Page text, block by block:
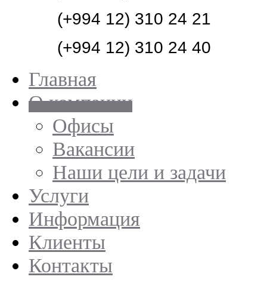
(+994 12) 310 24 21
(+994 12) 310 24 40
Главная
О компании
Офисы
Вакансии
Наши цели и задачи
Услуги
Информация
Клиенты
Контакты